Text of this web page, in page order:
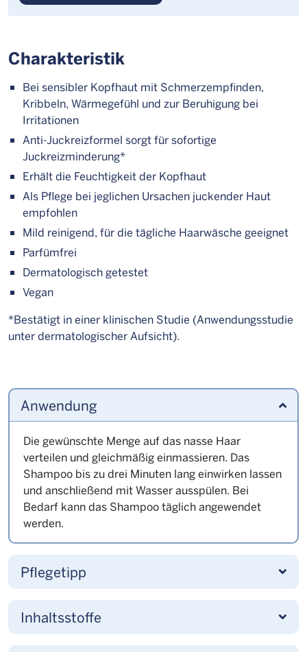
Charakteristik
Bei sensibler Kopfhaut mit Schmerzempfinden,
Kribbeln, Wärmegefühl und zur Beruhigung bei
Irritationen
Anti-Juckreizformel sorgt für sofortige
Juckreizminderung*
Erhält die Feuchtigkeit der Kopfhaut
Als Pflege bei jeglichen Ursachen juckender Haut
empfohlen
Mild reinigend, für die tägliche Haarwäsche geeignet
Parfümfrei
Dermatologisch getestet
Vegan
*Bestätigt in einer klinischen Studie (Anwendungsstudie
unter dermatologischer Aufsicht).
Anwendung
Die gewünschte Menge auf das nasse Haar
verteilen und gleichmäßig einmassieren. Das
Shampoo bis zu drei Minuten lang einwirken lassen
und anschließend mit Wasser ausspülen. Bei
Bedarf kann das Shampoo täglich angewendet
werden.
Pflegetipp
Inhaltsstoffe